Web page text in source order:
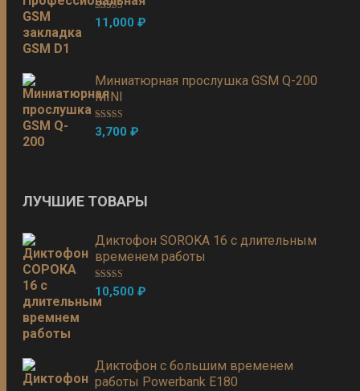
Оценка5.00
из 5
11,000₽
Миниатюрная прослушка GSM Q-200
MINI
Оценка 5.00
из 5
3,700₽
ЛУЧШИЕ ТОВАРЫ
Диктофон SOROKA 16 с длительным
временем работы
Оценка5.00
из 5
10,500₽
Диктофон с большим временем
работы Powerbank E180